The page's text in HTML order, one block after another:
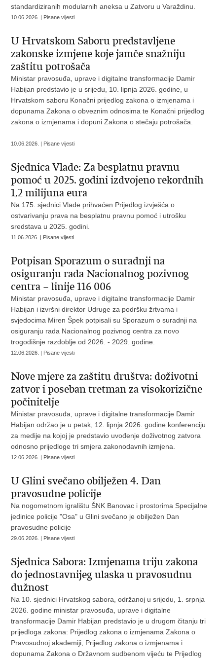
standardiziranih modularnih aneksa u Zatvoru u Varaždinu.
10.06.2026. | Pisane vijesti
U Hrvatskom Saboru predstavljene
zakonske izmjene koje jamče snažniju
zaštitu potrošača
Ministar pravosuđa, uprave i digitalne transformacije Damir
Habijan predstavio je u srijedu, 10. lipnja 2026. godine, u
Hrvatskom saboru Konačni prijedlog zakona o izmjenama i
dopunama Zakona o obveznim odnosima te Konačni prijedlog
zakona o izmjenama i dopuni Zakona o stečaju potrošača.
10.06.2026. | Pisane vijesti
Sjednica Vlade: Za besplatnu pravnu
pomoć u 2025. godini izdvojeno rekordnih
1,2 milijuna eura
Na 175. sjednici Vlade prihvaćen Prijedlog izvješća o
ostvarivanju prava na besplatnu pravnu pomoć i utrošku
sredstava u 2025. godini.
11.06.2026. | Pisane vijesti
Potpisan Sporazum o suradnji na
osiguranju rada Nacionalnog pozivnog
centra – linije 116 006
Ministar pravosuđa, uprave i digitalne transformacije Damir
Habijan i izvršni direktor Udruge za podršku žrtvama i
svjedocima Miren Špek potpisali su Sporazum o suradnji na
osiguranju rada Nacionalnog pozivnog centra za novo
trogodišnje razdoblje od 2026. - 2029. godine.
12.06.2026. | Pisane vijesti
Nove mjere za zaštitu društva: doživotni
zatvor i poseban tretman za visokorizične
počinitelje
Ministar pravosuđa, uprave i digitalne transformacije Damir
Habijan održao je u petak, 12. lipnja 2026. godine konferenciju
za medije na kojoj je predstavio uvođenje doživotnog zatvora
odnosno prijedloge tri smjera zakonodavnih izmjena.
12.06.2026. | Pisane vijesti
U Glini svečano obilježen 4. Dan
pravosudne policije
Na nogometnom igralištu ŠNK Banovac i prostorima Specijalne
jedinice policije "Osa" u Glini svečano je obilježen Dan
pravosudne policije
29.06.2026. | Pisane vijesti
Sjednica Sabora: Izmjenama triju zakona
do jednostavnijeg ulaska u pravosudnu
dužnost
Na 10. sjednici Hrvatskog sabora, održanoj u srijedu, 1. srpnja
2026. godine ministar pravosuđa, uprave i digitalne
transformacije Damir Habijan predstavio je u drugom čitanju tri
prijedloga zakona: Prijedlog zakona o izmjenama Zakona o
Pravosudnoj akademiji, Prijedlog zakona o izmjenama i
dopunama Zakona o Državnom sudbenom vijeću te Prijedlog